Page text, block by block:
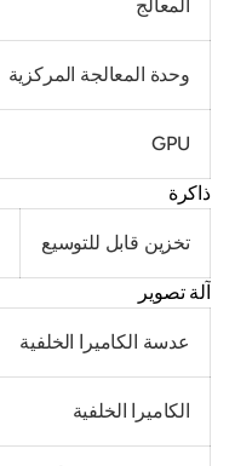
المعالج
وحدة المعالجة المركزية
GPU
ذاكرة
تخزين قابل للتوسيع
آلة تصوير
عدسة الكاميرا الخلفية
الكاميرا الخلفية